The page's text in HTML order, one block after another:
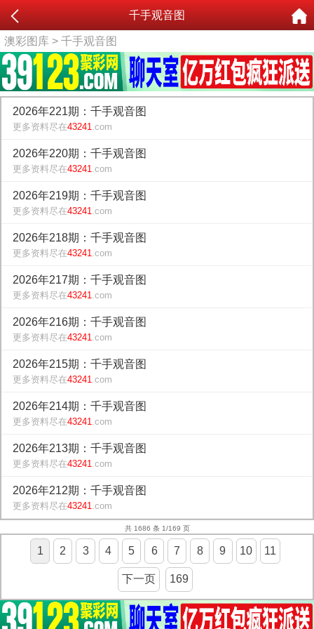
千手观音图
澳彩图库 > 千手观音图
2026年221期：千手观音图
更多资料尽在43241.com
2026年220期：千手观音图
更多资料尽在43241.com
2026年219期：千手观音图
更多资料尽在43241.com
2026年218期：千手观音图
更多资料尽在43241.com
2026年217期：千手观音图
更多资料尽在43241.com
2026年216期：千手观音图
更多资料尽在43241.com
2026年215期：千手观音图
更多资料尽在43241.com
2026年214期：千手观音图
更多资料尽在43241.com
2026年213期：千手观音图
更多资料尽在43241.com
2026年212期：千手观音图
更多资料尽在43241.com
共 1686 条 1/169 页
1 2 3 4 5 6 7 8 9 10 11
下一页 169